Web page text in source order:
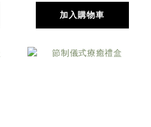
加入購物車